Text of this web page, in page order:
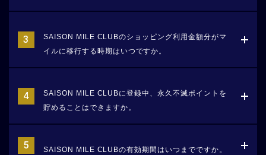
SAISON MILE CLUBのショッピング利用金額分がマ
イルに移行する時期はいつですか。
SAISON MILE CLUBに登録中、永久不滅ポイントを
貯めることはできますか。
SAISON MILE CLUBの有効期間はいつまでですか。